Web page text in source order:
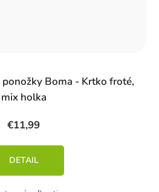
ponožky Boma - Krtko froté,
mix holka
€11,99
DETAIL